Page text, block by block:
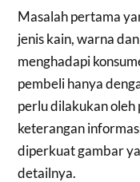
Masalah pertama
jenis kain, warna
menghadapi
pembeli hanya
perlu dilakukan
keterangan
diperkuat gambar
detailnya.